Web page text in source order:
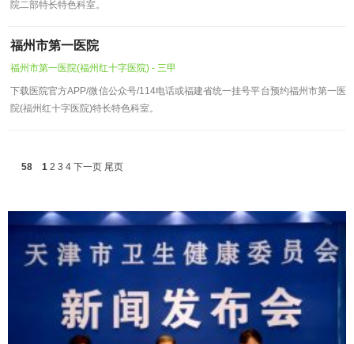
院二部特长特色科室。
福州市第一医院
福州市第一医院(福州红十字医院) - 三甲
下载医院官方APP/微信公众号/114电话或福建省统一挂号平台预约福州市第一医
院(福州红十字医院)特长特色科室。
58 1 2 3 4 下一页 尾页